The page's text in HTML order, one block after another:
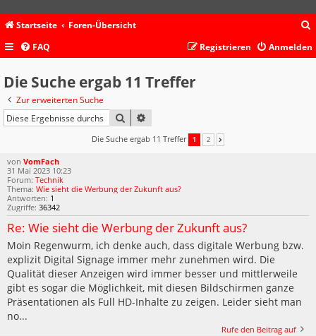
Startseite Foren-Übersicht
c
FAQ Anmelden
Registrieren
Die Suche ergab 11 Treffer
Zur erweiterten Suche
SUCHE
Die Suche ergab 11 Treffer 1 2
von VomFach
31 Mai 2023 10:23
Forum: Technik
Thema: Wie sieht die Werbung der Zukunft aus?
Antworten: 1
Zugriffe: 36342
Re: Wie sieht die Werbung der Zukunft aus?
Moin Regenwurm, ich denke auch, dass digitale Werbung bzw.
explizit Digital Signage immer mehr zunehmen wird. Die
Qualität dieser Anzeigen wird immer besser und mittlerweile
gibt es sogar die Möglichkeit, mit diesen Bildschirmen ganze
Präsentationen als Full HD-Inhalte zu zeigen. Leider sieht man
no...
Rufe den Beitrag auf